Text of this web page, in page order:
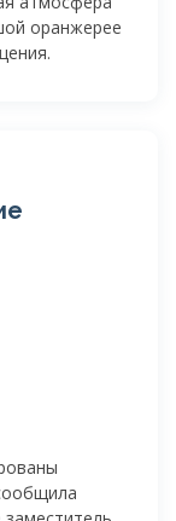
оранжерее